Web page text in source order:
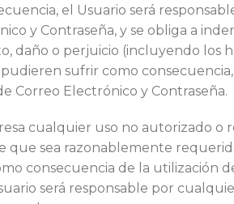
el Usuario será
y Contraseña, y se obliga a
daño o perjuicio (incluyendo los
sufrir como
Correo Electrónico y Contraseña.
cualquier uso no autorizado o
que sea razonablemente
consecuencia de la utilización
será responsable por